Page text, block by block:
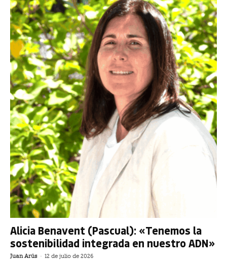
Alicia Benavent (Pascual): «Tenemos la
sostenibilidad integrada en nuestro ADN»
Juan Arús - 12 de julio de 2026